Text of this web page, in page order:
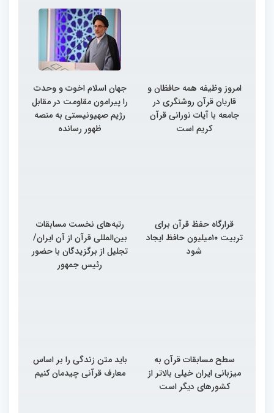
امروز وظیفه همه حافظان و
قاریان قرآن روشنگری در
جامعه با آیات نورانی قرآن
کریم است
جهان اسلام اخوت و وحدت
را پیرامون مقاومت در مقابل
رژیم صهیونیستی به منصه
ظهور رسانده
قرارگاه حفظ قرآن برای
تربیت ۱۰میلیون حافظ ایجاد
شود
رتبه‌های نخست مسابقات
بین‌المللی قرآن از آن ایران/
تجلیل از برگزیدگان با حضور
رئیس جمهور
سطح مسابقات قرآن به
میزبانی ایران خیلی بالاتر از
کشورهای دیگر است
باید متن زندگی را بر اساس
معارف قرآنی چیدمان کنیم